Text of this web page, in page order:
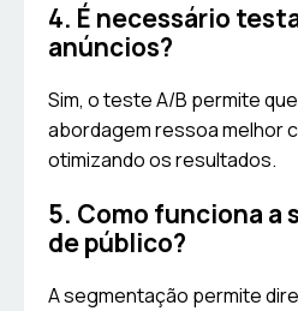
4. É necessário
anúncios?
Sim, o teste A/B permite
abordagem ressoa melhor
otimizando os resultados.
5. Como funciona a
de público?
A segmentação permite